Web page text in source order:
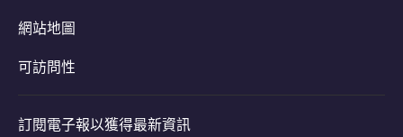
網站地圖
可訪問性
訂閱電子報以獲得最新資訊